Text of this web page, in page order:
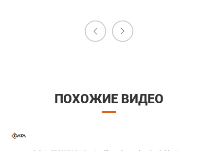
 
ПОХОЖИЕ ВИДЕО